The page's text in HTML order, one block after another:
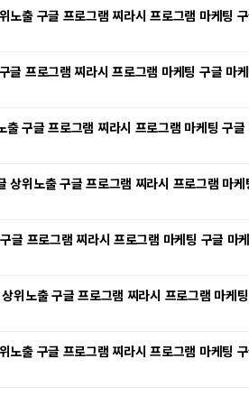
노출 구글 프로그램 찌라시 프로그램 마케팅
글 프로그램 찌라시 프로그램 마케팅 구글 마
구글 프로그램 찌라시 프로그램 마케팅 구글
상위노출 구글 프로그램 찌라시 프로그램 마케
글 프로그램 찌라시 프로그램 마케팅 구글 마
위노출 구글 프로그램 찌라시 프로그램 마케
노출 구글 프로그램 찌라시 프로그램 마케팅